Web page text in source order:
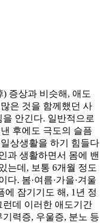
증상과 비슷해, 애도
은 것을 함께했던 사
안긴다. 일반적으로
후에도 극도의 슬픔
상생활을 하기 힘들다
과 생활하면서 몸에 밴
는데, 보통 6개월 정도
. 봄·여름·가을·겨울
에 잠기기도 해, 1년 정
런데 이러한 애도기간
력증, 우울증, 분노 등